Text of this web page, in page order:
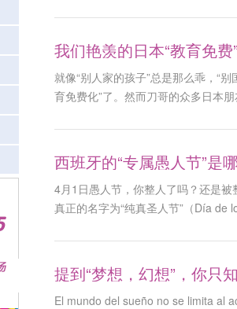
亚、西班牙、瑞典和瑞士。 哪些国
我们艳羡的日本“教育免
就像“别人家的孩子”总是那么乖，“
育免费化”了。然而刀哥的众多日本
注意，这里仅是学费，还不包括其他
西班牙的“专属愚人节”是
4月1日愚人节，你整人了吗？还是
真正的名字为“纯真圣人节”（Día de
子，就把12月28日命名为纯真圣人节
提到“梦想，幻想”，你只
El mundo del sueño no se limita al